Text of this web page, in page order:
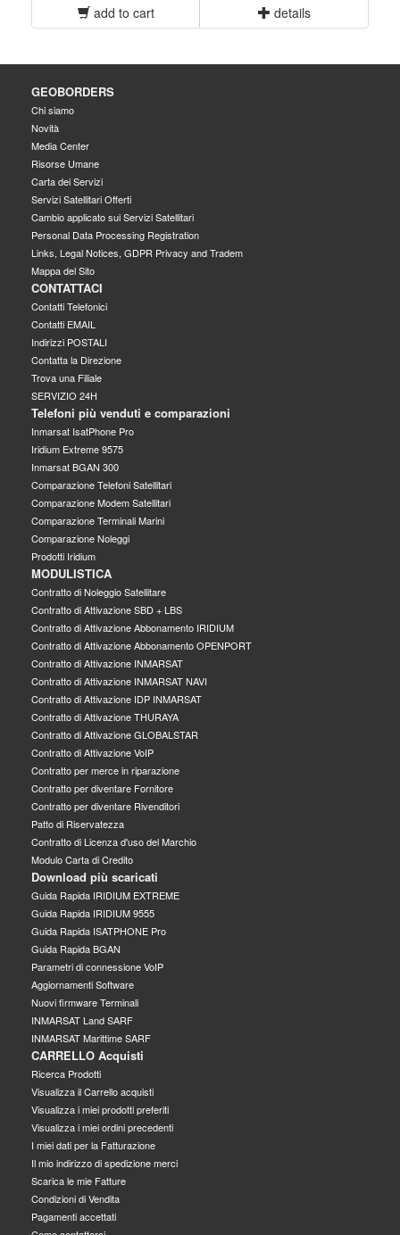
add to cart details
GEOBORDERS
Chi siamo
Novità
Media Center
Risorse Umane
Carta dei Servizi
Servizi Satellitari Offerti
Cambio applicato sui Servizi Satellitari
Personal Data Processing Registration
Links, Legal Notices, GDPR Privacy and Tradem
Mappa del Sito
CONTATTACI
Contatti Telefonici
Contatti EMAIL
Indirizzi POSTALI
Contatta la Direzione
Trova una Filiale
SERVIZIO 24H
Telefoni più venduti e comparazioni
Inmarsat IsatPhone Pro
Iridium Extreme 9575
Inmarsat BGAN 300
Comparazione Telefoni Satellitari
Comparazione Modem Satellitari
Comparazione Terminali Marini
Comparazione Noleggi
Prodotti Iridium
MODULISTICA
Contratto di Noleggio Satellitare
Contratto di Attivazione SBD + LBS
Contratto di Attivazione Abbonamento IRIDIUM
Contratto di Attivazione Abbonamento OPENPORT
Contratto di Attivazione INMARSAT
Contratto di Attivazione INMARSAT NAVI
Contratto di Attivazione IDP INMARSAT
Contratto di Attivazione THURAYA
Contratto di Attivazione GLOBALSTAR
Contratto di Attivazione VoIP
Contratto per merce in riparazione
Contratto per diventare Fornitore
Contratto per diventare Rivenditori
Patto di Riservatezza
Contratto di Licenza d'uso del Marchio
Modulo Carta di Credito
Download più scaricati
Guida Rapida IRIDIUM EXTREME
Guida Rapida IRIDIUM 9555
Guida Rapida ISATPHONE Pro
Guida Rapida BGAN
Parametri di connessione VoIP
Aggiornamenti Software
Nuovi firmware Terminali
INMARSAT Land SARF
INMARSAT Marittime SARF
CARRELLO Acquisti
Ricerca Prodotti
Visualizza il Carrello acquisti
Visualizza i miei prodotti preferiti
Visualizza i miei ordini precedenti
I miei dati per la Fatturazione
Il mio indirizzo di spedizione merci
Scarica le mie Fatture
Condizioni di Vendita
Pagamenti accettati